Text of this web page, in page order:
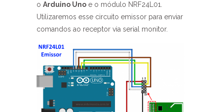
o Arduino Uno e o módulo NRF24L01.
Utilizaremos esse circuito emissor para enviar
comandos ao receptor via serial monitor.